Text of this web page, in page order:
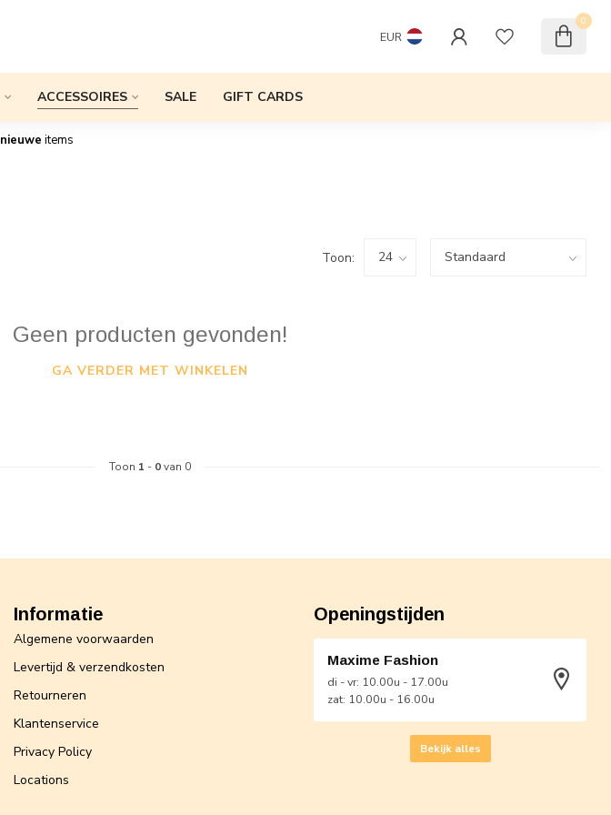
EUR
0
ACCESSOIRES SALE GIFT CARDS
nieuwe items
Toon:
Geen producten gevonden!
GA VERDER MET WINKELEN
Toon 1 - 0van 0
Informatie
Algemene voorwaarden
Levertijd & verzendkosten
Retourneren
Klantenservice
Privacy Policy
Locations
Openingstijden
Maxime Fashion
di - vr: 10.00u - 17.00u
zat: 10.00u - 16.00u
Bekijk alles